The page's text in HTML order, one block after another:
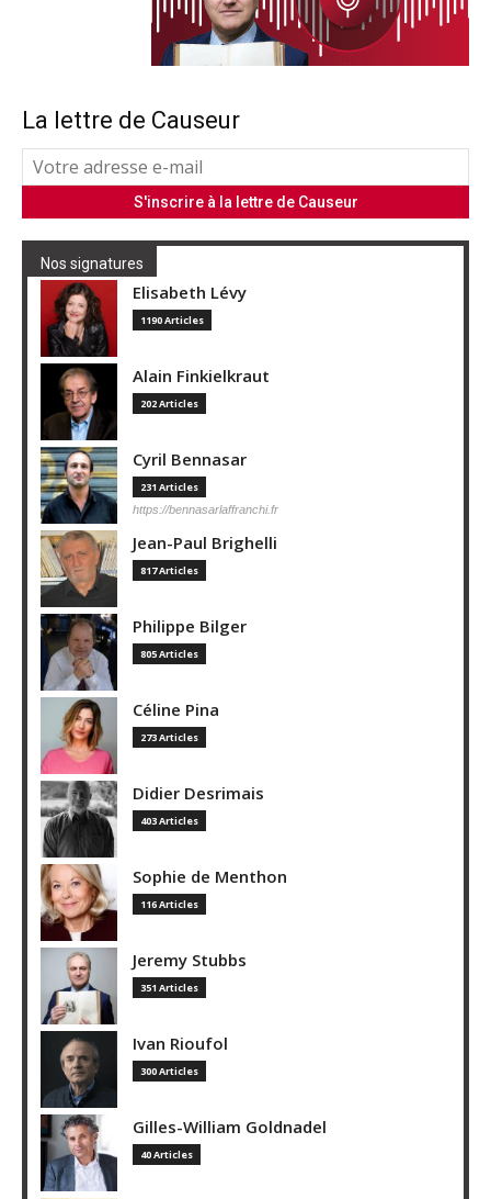
La lettre de Causeur
Nos signatures
Elisabeth Lévy
1190 Articles
Alain Finkielkraut
202 Articles
Cyril Bennasar
231 Articles
https://bennasarlaffranchi.fr
Jean-Paul Brighelli
817 Articles
Philippe Bilger
805 Articles
Céline Pina
273 Articles
Didier Desrimais
403 Articles
Sophie de Menthon
116 Articles
Jeremy Stubbs
351 Articles
Ivan Rioufol
300 Articles
Gilles-William Goldnadel
40 Articles